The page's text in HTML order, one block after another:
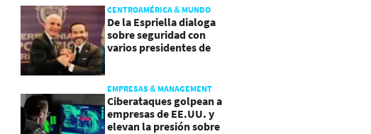
CENTROAMÉRICA & MUNDO
De la Espriella dialoga
sobre seguridad con
varios presidentes de
EMPRESAS & MANAGEMENT
Ciberataques golpean a
empresas de EE.UU. y
elevan la presión sobre